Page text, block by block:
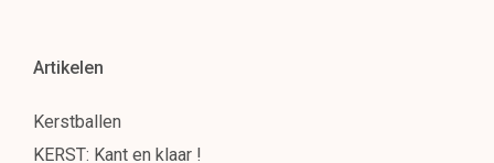
Artikelen
Kerstballen
KERST: Kant en klaar !